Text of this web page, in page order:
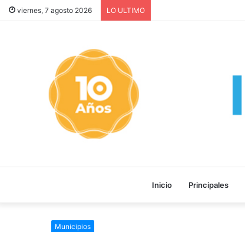
viernes, 7 agosto 2026 LO ULTIMO
Inicio Principales
Municipios